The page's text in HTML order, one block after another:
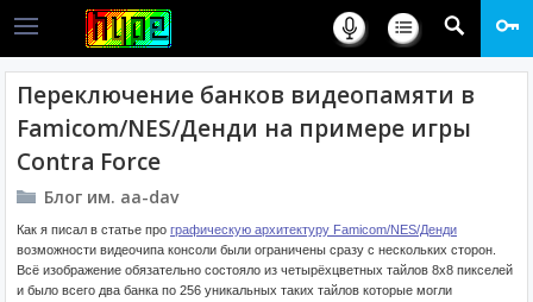
Переключение банков видеопамяти в
Famicom/NES/Денди на примере игры
Contra Force
Блог им. aa-dav
Как я писал в статье про графическую архитектуру Famicom/NES/Денди
возможности видеочипа консоли были ограничены сразу с нескольких сторон.
Всё изображение обязательно состояло из четырёхцветных тайлов 8x8 пикселей
и было всего два банка по 256 уникальных таких тайлов которые могли